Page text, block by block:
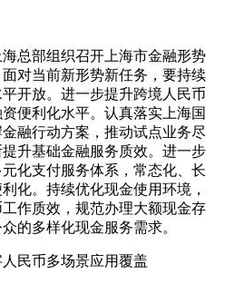
总部组织召开上海市金融形势
对当前新形势新任务，要持续
开放。进一步提升跨境人民币
便利化水平。认真落实上海国
融行动方案，推动试点业务尽
升基础金融服务质效。进一步
化支付服务体系，常态化、长
化。持续优化现金使用环境，
作质效，规范办理大额现金存
的多样化现金服务需求。
民币多场景应用覆盖